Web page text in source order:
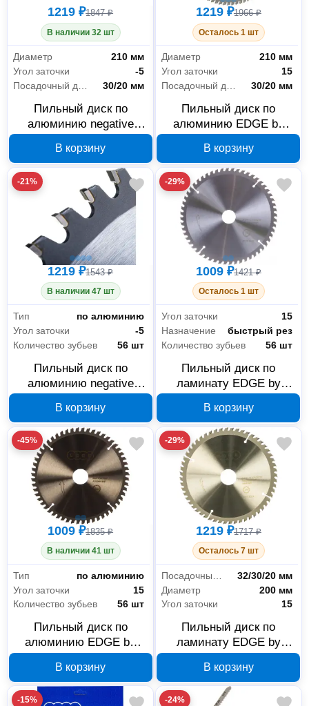
1219 ₽1847 ₽
В наличии 32 шт
Диаметр
210 мм
Угол заточки
-5
30/20 мм
Пильный диск по
алюминию negative
мм 72 зуба 810010027
В корзину
1219 ₽1966 ₽
Осталось 1 шт
Диаметр
210 мм
Угол заточки
15
30/20 мм
Пильный диск по
алюминию EDGE by
зуба 810010026
В корзину
-21%
1219 ₽1543 ₽
В наличии 47 шт
Тип
по алюминию
Угол заточки
-5
Количество зубьев
56 шт
Пильный диск по
алюминию negative
мм 56 зубьев 810010025
В корзину
-29%
1009 ₽1421 ₽
Осталось 1 шт
Угол заточки
15
Назначение
быстрый рез
Количество зубьев
56 шт
Пильный диск по
ламинату EDGE by
мм, 56 зубьев, посадка
30/20 мм
В корзину
-45%
1009 ₽1835 ₽
В наличии 41 шт
Тип
по алюминию
Угол заточки
15
Количество зубьев
56 шт
Пильный диск по
алюминию EDGE by
зубьев 810010024
В корзину
-29%
1219 ₽1717 ₽
Осталось 7 шт
32/30/20 мм
Диаметр
200 мм
Угол заточки
15
Пильный диск по
ламинату EDGE by
мм, 56 зубьев, посадка
32/30/20 мм
В корзину
-15% -24%